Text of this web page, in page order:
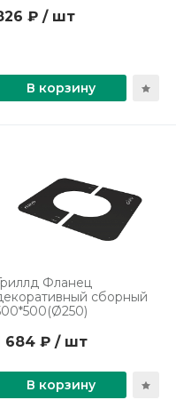
₽ / шт
В корзину
Фланец
сборный
684 ₽ / шт
В корзину